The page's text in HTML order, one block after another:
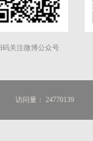
码关注微博公众号
访问量： 24770139